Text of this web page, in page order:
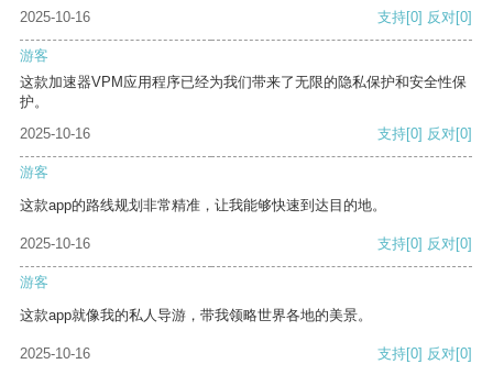
2025-10-16
支持[0] 反对[0]
游客
这款加速器VPM应用程序已经为我们带来了无限的隐私保护和安全性保
护。
2025-10-16
支持[0] 反对[0]
游客
这款app的路线规划非常精准，让我能够快速到达目的地。
2025-10-16 支持[0] 反对[0]
游客
这款app就像我的私人导游，带我领略世界各地的美景。
2025-10-16 支持[0] 反对[0]